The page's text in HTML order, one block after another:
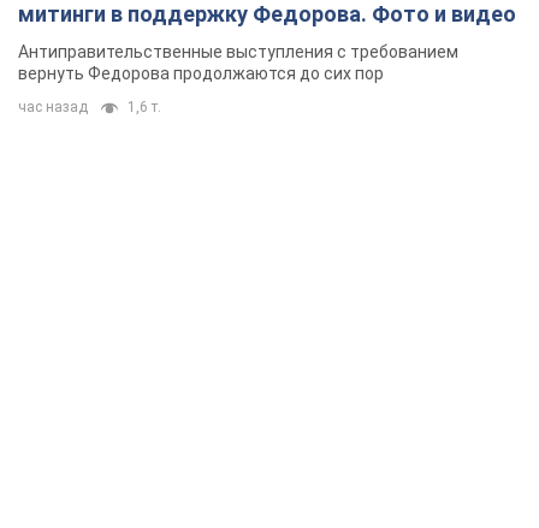
митинги в поддержку Федорова. Фото и видео
Антиправительственные выступления с требованием
вернуть Федорова продолжаются до сих пор
час назад 1,6 т.